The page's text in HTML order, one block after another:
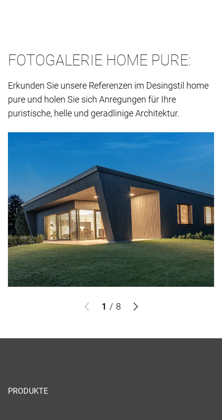
FOTOGALERIE HOME PURE:
Erkunden Sie unsere Referenzen im Desingstil home
pure und holen Sie sich Anregungen für Ihre
puristische, helle und geradlinige Architektur.
1 / 8
PRODUKTE